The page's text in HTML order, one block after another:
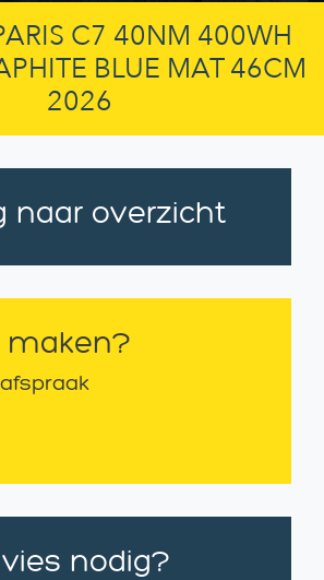
C7 40NM 400WH
BLUE MAT 46CM
2026
naar overzicht
maken?
nodig?